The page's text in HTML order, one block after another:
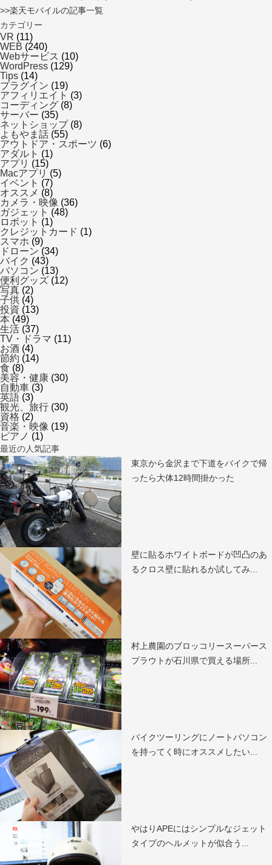
>>楽天モバイルの記事一覧
カテゴリー
VR (11)
WEB (240)
Webサービス (10)
WordPress (129)
Tips (14)
プラグイン (19)
アフィリエイト (3)
コーディング (8)
サーバー (35)
ネットショップ(8)
よもやま話 (55)
アウトドア・スポーツ (6)
アダルト (1)
アプリ (15)
Macアプリ (5)
イベント (7)
オススメ (8)
カメラ・映像 (36)
ガジェット (48)
ロボット (1)
クレジットカード (1)
スマホ (9)
ドローン (34)
バイク (43)
パソコン (13)
便利グッズ (12)
写真 (2)
子供 (4)
投資 (13)
本 (49)
生活 (37)
TV・ドラマ (11)
お酒 (4)
節約 (14)
食 (8)
美容・健康 (30)
自動車 (3)
英語 (3)
観光、旅行 (30)
資格 (2)
音楽・映像 (19)
ピアノ (1)
最近の人気記事
東京から金沢まで下道をバイクで帰
ったら大体12時間掛かった
壁に貼るホワイトボードが凹凸のあ
るクロス壁に貼れるか試してみ...
村上農園のブロッコリースーパース
プラウトが石川県で買える場所...
バイクツーリングにノートパソコン
を持ってく時にオススメしたい...
やはりAPEにはシンプルなジェット
タイプのヘルメットが似合う...